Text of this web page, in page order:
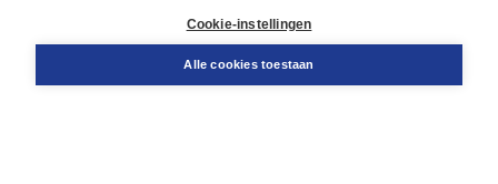
Cookie-instellingen
Alle cookies toestaan